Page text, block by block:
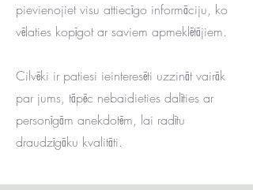
pievienojiet visu attiecīgo informāciju, ko
vēlaties kopīgot ar saviem apmeklētājiem.
Cilvēki ir patiesi ieinteresēti uzzināt vairāk
par jums, tāpēc nebaidieties dalīties ar
personīgām anekdotēm, lai radītu
draudzīgāku kvalitāti.